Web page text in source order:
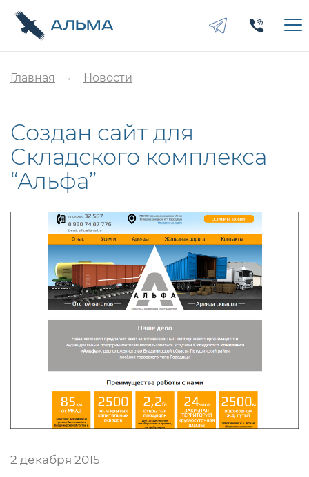
Главная Новости
Создан сайт для
Складского комплекса
“Альфа”
2 декабря 2015